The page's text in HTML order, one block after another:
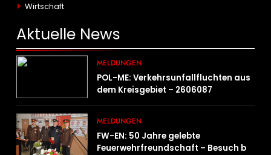
Wirtschaft
Aktuelle News
MELDUNGEN
POL-ME: Verkehrsunfallfluchten aus
dem Kreisgebiet – 2606087
MELDUNGEN
FW-EN: 50 Jahre gelebte
Feuerwehrfreundschaft – Besuch bei